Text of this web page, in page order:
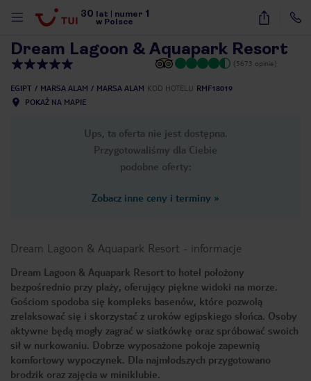
30 lat numer 1
w Polsce
53
Dream Lagoon & Aquapark Resort
(5673 opinie)
EGIPT MARSA ALAM MARSA ALAM KOD HOTELU RMF18019
POKAŻ NA MAPIE
Ups, ta oferta nie jest dostępna.
Przygotowaliśmy dla Ciebie
podobne oferty:
Zobacz inne ceny i terminy »
Dream Lagoon & Aquapark Resort - informacje
Dream Lagoon & Aquapark Resort to hotel położony
bezpośrednio przy plaży, oferujący piękne widoki na morze.
Gościom spodoba się kompleks basenów, które pozwolą
zrelaksować się i skorzystać z uroków egipskiego słońca. Osoby
aktywne będą mogły zagrać w siatkówkę oraz spróbować swoich
sił w nurkowaniu. Dobrze wyposażone pokoje zapewnią
komfortowy wypoczynek. Dla najmłodszych przygotowano
brodzik oraz zajęcia w miniklubie.